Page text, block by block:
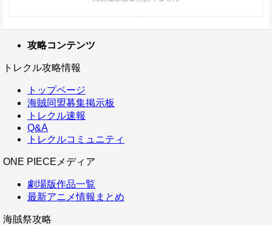
攻略コンテンツ
トレクル攻略情報
トップページ
海賊同盟募集掲示板
トレクル速報
Q&A
トレクルコミュニティ
ONE PIECEメディア
劇場版作品一覧
最新アニメ情報まとめ
海賊祭攻略